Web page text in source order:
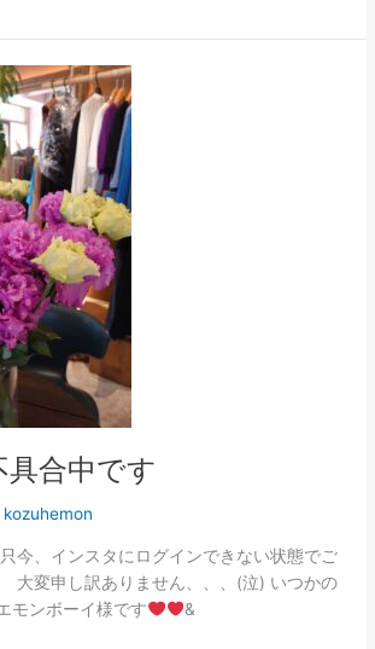
合中です
kozuhemon
今、インスタにログインできない状態でご
大変申し訳ありません、、、(泣) いつかの
モンボーイ様です
&